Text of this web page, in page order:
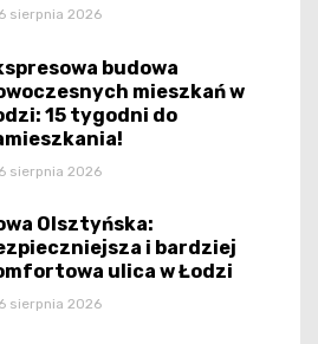
sierpnia 2026
budowa
mieszkań w
15 tygodni do
sierpnia 2026
Olsztyńska:
i bardziej
ulica w Łodzi
sierpnia 2026